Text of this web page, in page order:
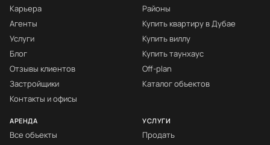
Карьера
Агенты
Услуги
Блог
Отзывы клиентов
Застройщики
Контакты и офисы
Районы
Купить квартиру в Дубае
Купить виллу
Купить таунхаус
Off-plan
Каталог объектов
АРЕНДА
Все объекты
УСЛУГИ
Продать